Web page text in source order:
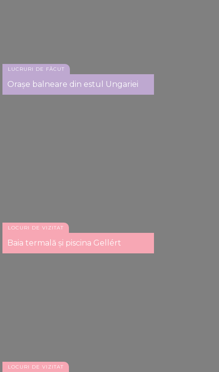
LUCRURI DE FĂCUT
Orașe balneare din estul Ungariei
LOCURI DE VIZITAT
Baia termală și piscina Gellért
LOCURI DE VIZITAT